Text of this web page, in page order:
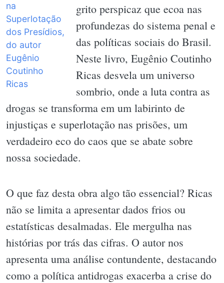
grito perspicaz que ecoa nas
profundezas do sistema penal e
das políticas sociais do Brasil.
Neste livro, Eugênio Coutinho
Ricas desvela um universo
sombrio, onde a luta contra as
drogas se transforma em um labirinto de
injustiças e superlotação nas prisões, um
verdadeiro eco do caos que se abate sobre
nossa sociedade.
O que faz desta obra algo tão essencial? Ricas
não se limita a apresentar dados frios ou
estatísticas desalmadas. Ele mergulha nas
histórias por trás das cifras. O autor nos
apresenta uma análise contundente, destacando
como a política antidrogas exacerba a crise do